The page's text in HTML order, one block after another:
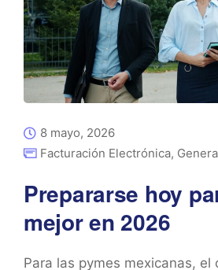
8 mayo, 2026
Facturación Electrónica,
Prepararse hoy
mejor en 2026
Para las pymes mexicanas, el